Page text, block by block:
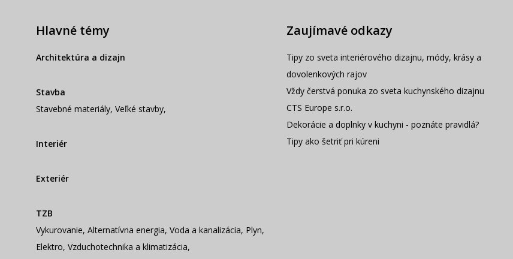
Hlavné témy
Architektúra a dizajn
Stavba
Stavebné materiály, Veľké stavby,
Interiér
Exteriér
TZB
Vykurovanie, Alternatívna energia, Voda a kanalizácia, Plyn,
Elektro, Vzduchotechnika a klimatizácia,
Zaujímavé odkazy
Tipy zo sveta interiérového dizajnu, módy, krásy a
dovolenkových rajov
Vždy čerstvá ponuka zo sveta kuchynského dizajnu
CTS Europe s.r.o.
Dekorácie a doplnky v kuchyni - poznáte pravidlá?
Tipy ako šetriť pri kúreni